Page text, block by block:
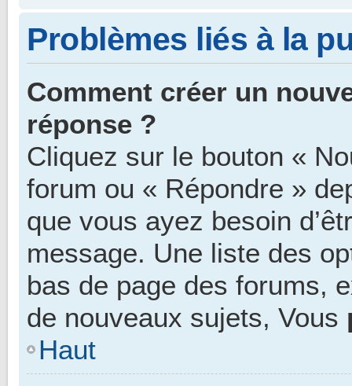
Problèmes liés à la
Comment créer un
réponse ?
Cliquez sur le bouton «
forum ou « Répondre »
que vous ayez besoin
message. Une liste des
bas de page des forums,
de nouveaux sujets, Vous
Haut